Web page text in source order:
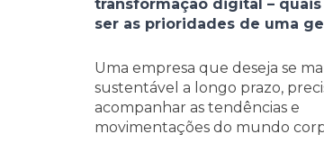
transformação digital –
ser as prioridades de uma
Uma empresa que deseja se
sustentável a longo prazo,
acompanhar as tendências e
movimentações do mundo